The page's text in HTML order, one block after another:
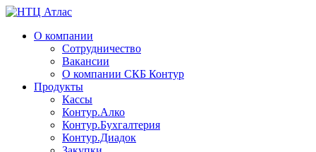
О компании
Сотрудничество
Вакансии
О компании СКБ Контур
Продукты
Кассы
Контур.Алко
Контур.Бухгалтерия
Контур.Диадок